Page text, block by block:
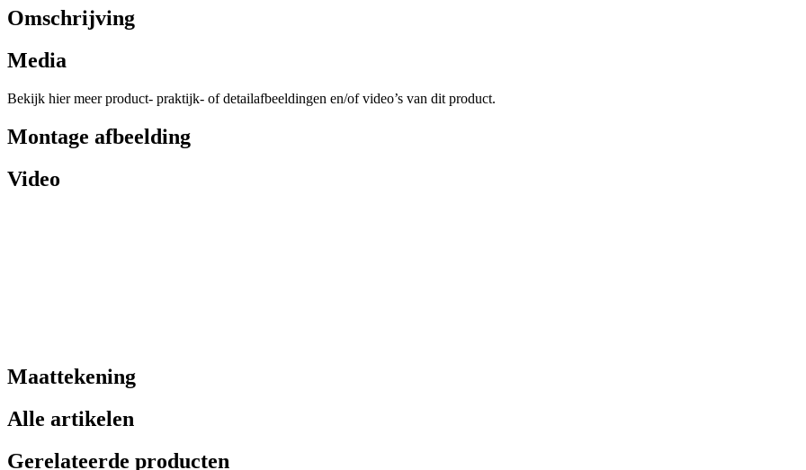
Omschrijving
Media
Bekijk hier meer product- praktijk- of detailafbeeldingen en/of video’s van dit product.
Montage afbeelding
Video
Maattekening
Alle artikelen
Gerelateerde producten